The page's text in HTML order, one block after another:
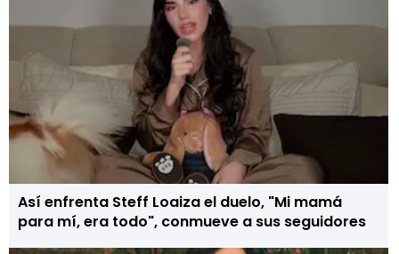
Así enfrenta Steff Loaiza el duelo, "Mi mamá
para mí, era todo", conmueve a sus seguidores